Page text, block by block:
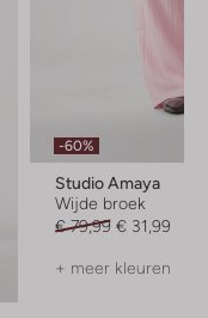
-60%
Studio Amaya
Wijde broek
€ 79,99 € 31,99
+ meer kleuren